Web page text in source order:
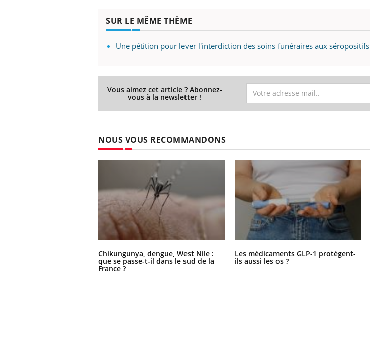
SUR LE MÊME THÈME
Une pétition pour lever l'interdiction des soins funéraires aux séropositifs
Vous aimez cet article ? Abonnez-
vous à la newsletter !
NOUS VOUS RECOMMANDONS
Chikungunya, dengue, West Nile :
que se passe-t-il dans le sud de la
France ?
Les médicaments GLP-1 protègent-
ils aussi les os ?